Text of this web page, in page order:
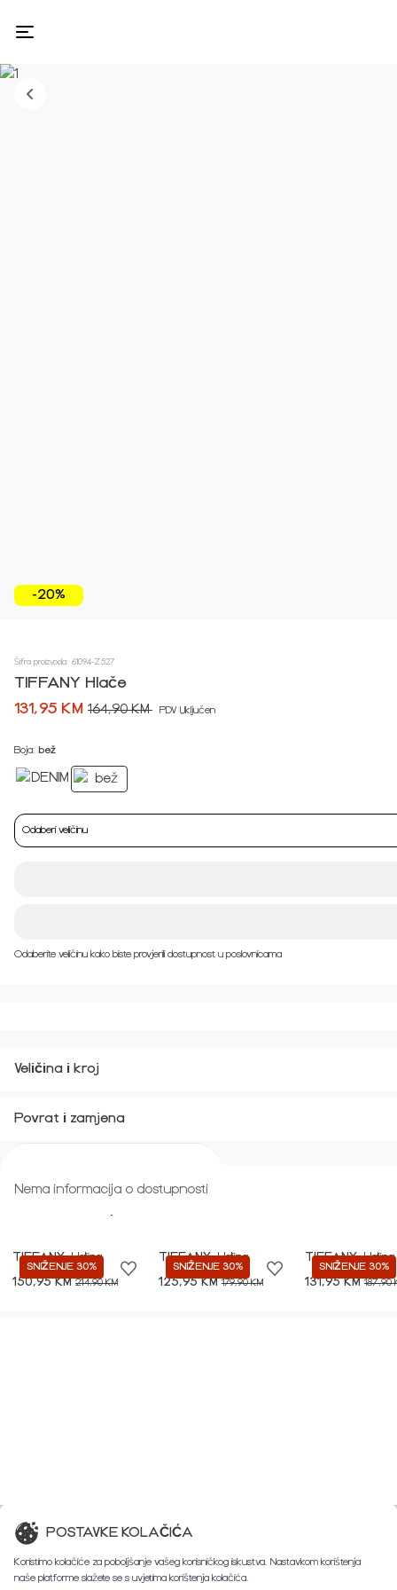
-20%
Nema informacija o dostupnosti
Šifra proizvoda: 61094-Z527
TIFFANY Hlače
131,95 KM 164,90 KM PDV Uključen
Boja: bež
Odaberi veličinu
Odaberite veličinu kako biste provjerili dostupnost u poslovnicama
Veličina i kroj
Povrat i zamjena
SNIŽENJE 30%
TIFFANY Haljina
150,95 KM214,90 KM
SNIŽENJE 30%
TIFFANY Haljina
125,95 KM179,90 KM
SNIŽENJE 30%
TIFFANY Haljina
131,95 KM187,90
POSTAVKE KOLAČIĆA
Koristimo kolačiće za poboljšanje vašeg korisničkog iskustva. Nastavkom korištenja
naše platforme slažete se s uvjetima korištenja kolačića.